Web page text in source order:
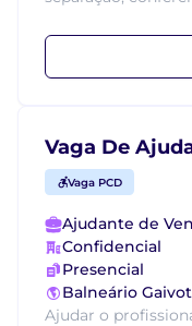
Vaga De
Vaga PCD
Ajudante de
Confidencial
Presencial
Balneário
Ajudar o